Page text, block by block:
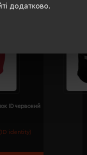
додатково.
identity)
ID червоний